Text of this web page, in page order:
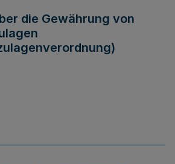
die Gewährung von